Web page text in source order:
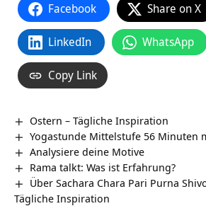
Facebook Share on X
LinkedIn WhatsApp
Copy Link
Ostern – Tägliche Inspiration
Yogastunde Mittelstufe 56 Minuten
Analysiere deine Motive
Rama talkt: Was ist Erfahrung?
Über Sachara Chara Pari Purna
Tägliche Inspiration